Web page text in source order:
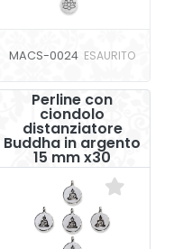
MACS-0024 ESAURITO
Perline con
ciondolo
distanziatore
Buddha in argento
15 mm x30